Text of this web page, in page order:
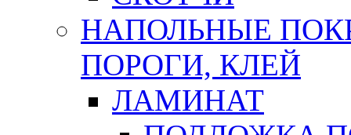
НАПОЛЬНЫЕ
ПОРОГИ, КЛЕЙ
ЛАМИНАТ